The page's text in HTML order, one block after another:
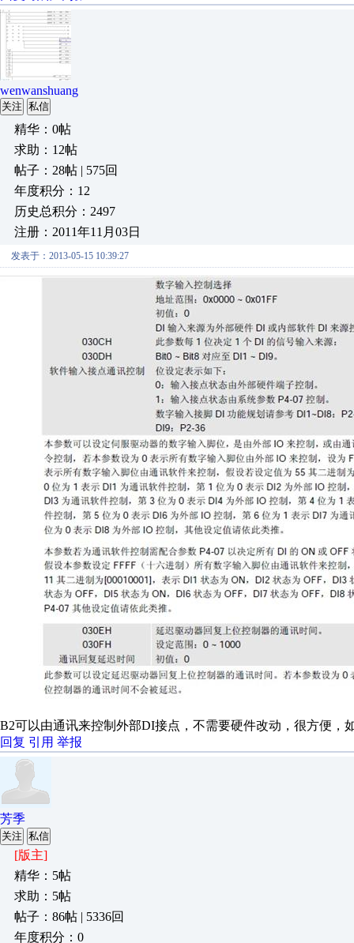
wenwanshuang
关注 私信
精华：0帖
求助：12帖
帖子：28帖 | 575回
年度积分：12
历史总积分：2497
注册：2011年11月03日
发表于：2013-05-15 10:39:27
B2可以由通讯来控制外部DI接点，不需要硬件改动，很方便，
回复 引用 举报
芳季
关注 私信
[版主]
精华：5帖
求助：5帖
帖子：86帖 | 5336回
年度积分：0